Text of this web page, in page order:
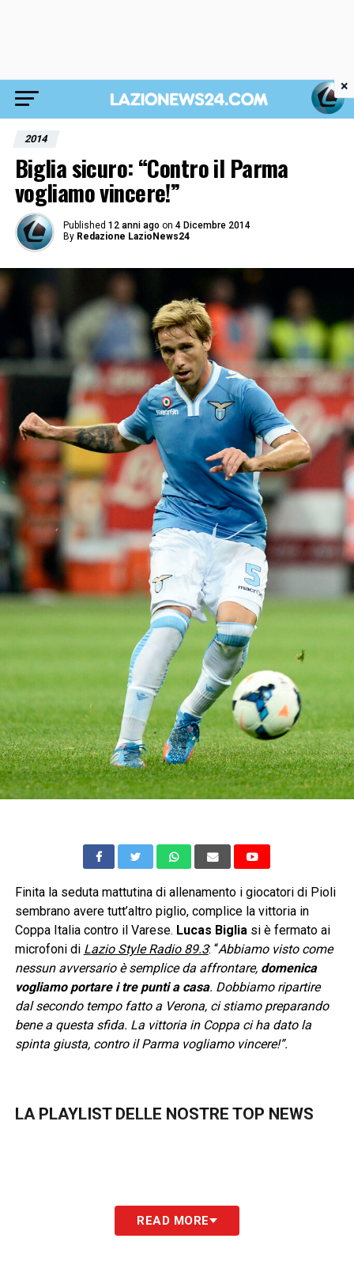
2014
Biglia sicuro: “Contro il Parma
vogliamo vincere!”
Published 12 anni ago on 4 Dicembre 2014
By Redazione LazioNews24
Finita la seduta mattutina di allenamento i giocatori di Pioli
sembrano avere tutt’altro piglio, complice la vittoria in
Coppa Italia contro il Varese. Lucas Biglia si è fermato ai
microfoni di Lazio Style Radio 89.3: “Abbiamo visto come
nessun avversario è semplice da affrontare, domenica
vogliamo portare i tre punti a casa. Dobbiamo ripartire
dal secondo tempo fatto a Verona, ci stiamo preparando
bene a questa sfida. La vittoria in Coppa ci ha dato la
spinta giusta, contro il Parma vogliamo vincere!”.
LA PLAYLIST DELLE NOSTRE TOP NEWS
READ MORE
×